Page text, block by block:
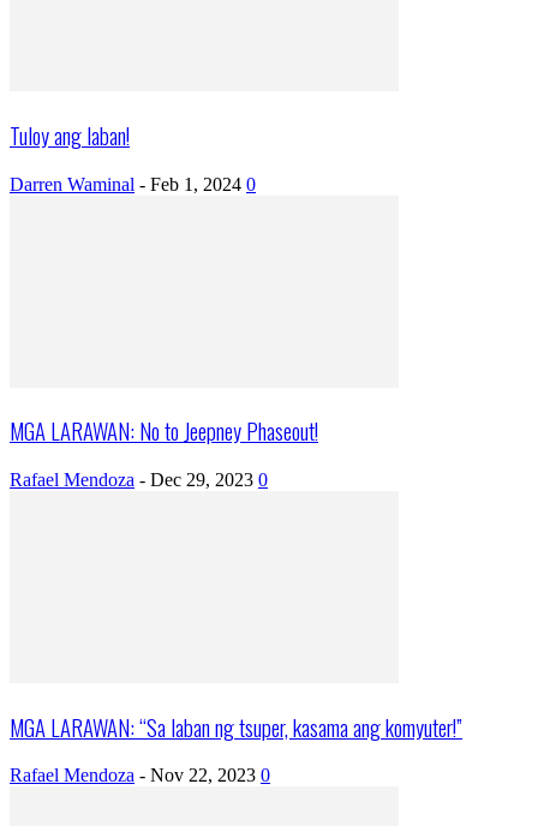
Tuloy ang laban!
Darren Waminal - Feb 1, 2024 0
MGA LARAWAN: No to Jeepney Phaseout!
Rafael Mendoza - Dec 29, 2023 0
MGA LARAWAN: “Sa laban ng tsuper, kasama ang komyuter!”
Rafael Mendoza - Nov 22, 2023 0